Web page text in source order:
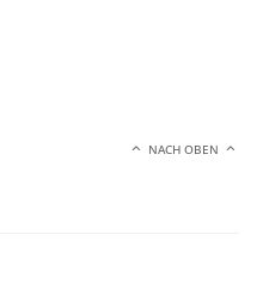
NACH OBEN